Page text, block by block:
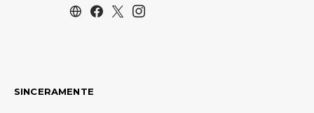
SINCERAMENTE